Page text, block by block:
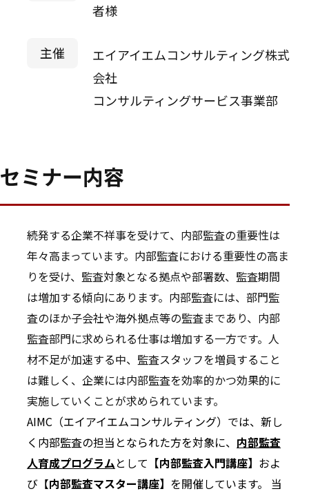
者様
主催
エイアイエムコンサルティング株式
会社
コンサルティングサービス事業部
セミナー内容
続発する企業不祥事を受けて、内部監査の重要性は
年々高まっています。内部監査における重要性の高ま
りを受け、監査対象となる拠点や部署数、監査期間
は増加する傾向にあります。内部監査には、部門監
査のほか子会社や海外拠点等の監査まであり、内部
監査部門に求められる仕事は増加する一方です。人
材不足が加速する中、監査スタッフを増員すること
は難しく、企業には内部監査を効率的かつ効果的に
実施していくことが求められています。
AIMC（エイアイエムコンサルティング）では、新し
く内部監査の担当となられた方を対象に、 内部監査
人育成プログラムとして 【内部監査入門講座】 およ
び【内部監査マスター講座】 を開催しています。 当